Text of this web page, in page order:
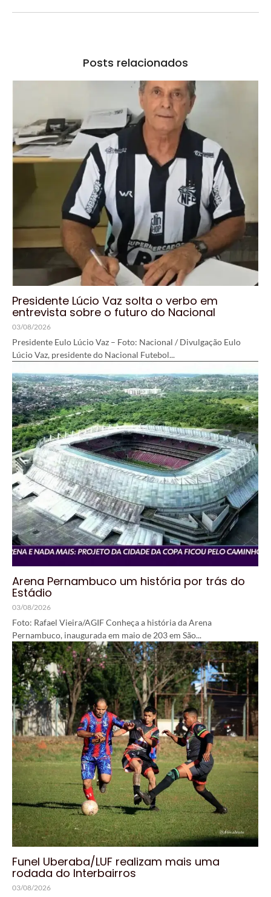
Posts relacionados
Presidente Lúcio Vaz solta o verbo em
entrevista sobre o futuro do Nacional
03/08/2026
Presidente Eulo Lúcio Vaz – Foto: Nacional / Divulgação Eulo
Lúcio Vaz, presidente do Nacional Futebol...
Arena Pernambuco um história por trás do
Estádio
03/08/2026
Foto: Rafael Vieira/AGIF Conheça a história da Arena
Pernambuco, inaugurada em maio de 203 em São...
Funel Uberaba/LUF realizam mais uma
rodada do Interbairros
03/08/2026